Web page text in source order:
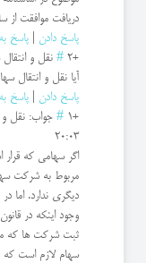
دریافت موافقت از
پاسخ دادن
پاسخ
+2
# نقل و
آیا نقل و انتقال
پاسخ دادن
پاسخ
+1
# جواب: نقل و
20:03
اگر سهامی که قرار
مربوط به شرکت
دیگری ندارد.
وجود اینکه در
ثبت شرکت ها که
سهام لازم است که